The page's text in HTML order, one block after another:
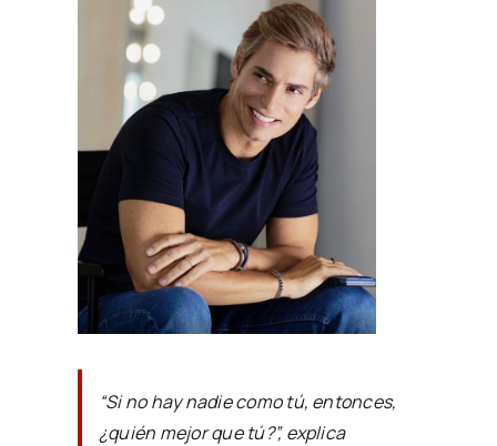
“Si no hay nadie como tú, entonces,
¿quién mejor que tú?”, explica